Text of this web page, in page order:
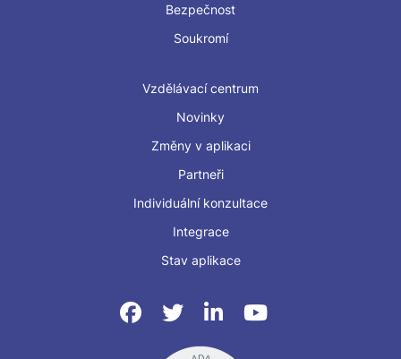
Bezpečnost
Soukromí
Vzdělávací centrum
Novinky
Změny v aplikaci
Partneři
Individuální konzultace
Integrace
Stav aplikace